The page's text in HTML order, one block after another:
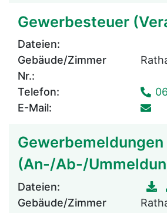
Gewerbesteuer
Dateien:
Gebäude/Zimmer
Nr.:
Telefon:
E-Mail:
Gewerbemeldungen
(An-/Ab-/
Dateien:
Gebäude/Zimmer